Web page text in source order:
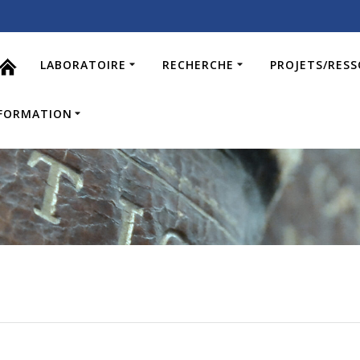
LABORATOIRE RECHERCHE PROJETS/